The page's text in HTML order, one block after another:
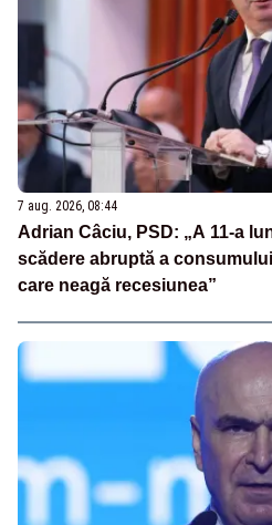
7 aug. 2026, 08:44
Adrian Câciu, PSD: „A 11-a
scădere abruptă a
care neagă recesiunea”